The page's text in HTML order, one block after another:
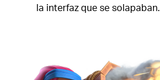
la interfaz que se solapaban.